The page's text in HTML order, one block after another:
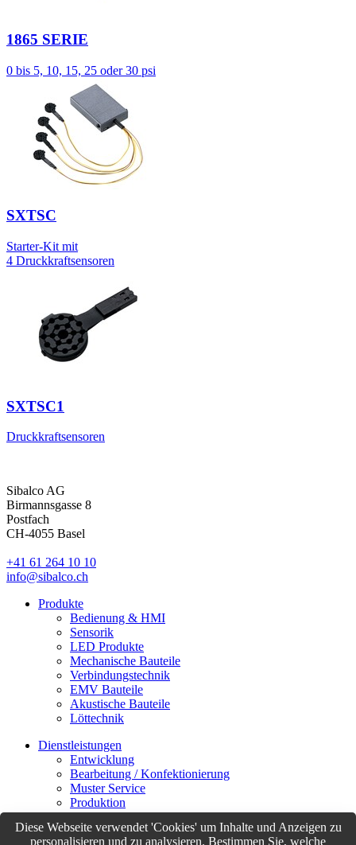
1865 SERIE
0 bis 5, 10, 15, 25 oder 30 psi
SXTSC
Starter-Kit mit
4 Druckkraftsensoren
SXTSC1
Druckkraftsensoren
Sibalco AG
Birmannsgasse 8
Postfach
CH-4055 Basel
+41 61 264 10 10
info@sibalco.ch
Produkte
Bedienung & HMI
Sensorik
LED Produkte
Mechanische Bauteile
Verbindungstechnik
EMV Bauteile
Akustische Bauteile
Löttechnik
Dienstleistungen
Entwicklung
Bearbeitung / Konfektionierung
Muster Service
Produktion
Logistik
Customer Support
Diese Webseite verwendet 'Cookies' um Inhalte und Anzeigen zu
personalisieren und zu analysieren. Bestimmen Sie, welche